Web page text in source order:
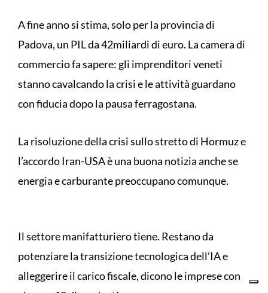
A fine anno si stima, solo per la provincia di
Padova, un PIL da 42miliardi di euro. La camera di
commercio fa sapere: gli imprenditori veneti
stanno cavalcando la crisi e le attività guardano
con fiducia dopo la pausa ferragostana.
La risoluzione della crisi sullo stretto di Hormuz e
l’accordo Iran-USA è una buona notizia anche se
energia e carburante preoccupano comunque.
Il settore manifatturiero tiene. Restano da
potenziare la transizione tecnologica dell’IA e
alleggerire il carico fiscale, dicono le imprese con